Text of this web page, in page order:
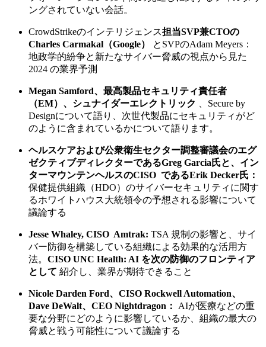
ングされていない会話。
CrowdStrikeのインテリジェンス担当SVP兼CTOの
Charles Carmakal（Google）
とSVPのAdam Meyers：
地政学的紛争と新たなサイバー脅威の視点から見た
2024 の業界予測
Megan Samford、最高製品セキュリティ責任者
（EM）、シュナイダーエレクトリック
、Secure by
Designについて語り、次世代製品にセキュリティがど
のように含まれているかについて語ります。
ヘルスケアおよび公衆衛生セクター調整審議会のエグ
ゼクティブディレクターであるGreg Garcia氏と、イン
ターマウンテンヘルスのCISO であるErik Decker氏：
保健提供組織（HDO）のサイバーセキュリティに関す
るホワイトハウス大統領令の予想される影響について
議論する
Jesse Whaley, CISO Amtrak: TSA 規制の影響と、サイ
バー防御を構築している組織による効果的な活用方
法。 CISO UNC Health: AI を次の防御のフロンティア
として 紹介し、業界が期待できること
Nicole Darden Ford、CISO Rockwell Automation、
Dave DeWalt、CEO Nightdragon： AIが医療などの重
要な分野にどのように影響しているか、組織の最大の
脅威と戦う可能性について議論する